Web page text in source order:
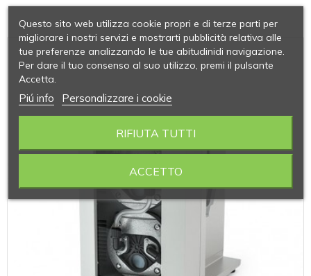
Questo sito web utilizza cookie propri e di terze parti per
migliorare i nostri servizi e mostrarti pubblicità relativa alle
tue preferenze analizzando le tue abitudinidi navigazione.
Per dare il tuo consenso al suo utilizzo, premi il pulsante
Accetta.
Piú info Personalizzare i cookie
RIFIUTA TUTTI
ACCETTO